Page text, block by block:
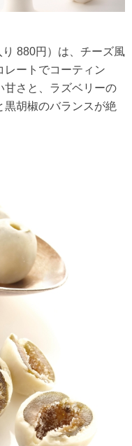
り 880円）は、チーズ風
レートでコーティン
甘さと、ラズベリーの
胡椒のバランスが絶